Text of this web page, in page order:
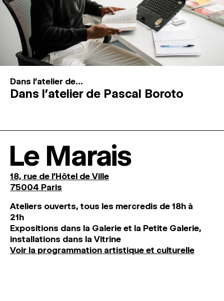
Dans l'atelier de...
Dans l’atelier de Pascal Boroto
Le Marais
18, rue de l'Hôtel de Ville
75004 Paris
Ateliers ouverts, tous les mercredis de 18h à
21h
Expositions dans la Galerie et la Petite Galerie,
installations dans la Vitrine
Voir la programmation artistique et culturelle